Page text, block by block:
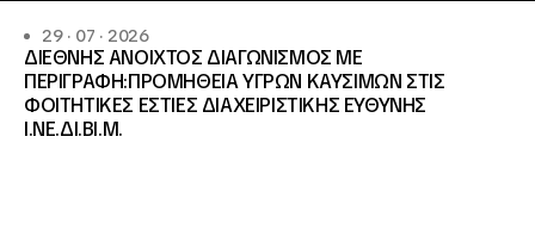
29 · 07 · 2026
ΔΙΕΘΝΗΣ ΑΝΟΙΧΤΟΣ ΔΙΑΓΩΝΙΣΜΟΣ ΜΕ
ΠΕΡΙΓΡΑΦΗ:ΠΡΟΜΗΘΕΙΑ ΥΓΡΩΝ ΚΑΥΣΙΜΩΝ ΣΤΙΣ
ΦΟΙΤΗΤΙΚΕΣ ΕΣΤΙΕΣ ΔΙΑΧΕΙΡΙΣΤΙΚΗΣ ΕΥΘΥΝΗΣ
Ι.ΝΕ.ΔΙ.ΒΙ.Μ.